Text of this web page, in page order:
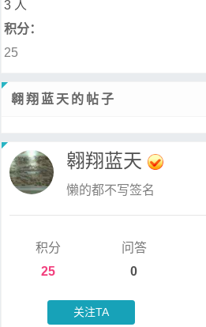
3 人
积分：
25
翱翔蓝天的帖子
翱翔蓝天
懒的都不写签名
积分
25
问答
0
关注TA